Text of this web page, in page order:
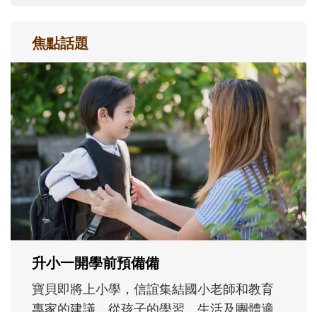
焦點話題
和孩子一起長大的那個男人│讀懂父親的
不同模樣
沒有人天生就擅長當爸爸！男人總是在一次
次「前所未有」的體驗中，跟著孩子一起長
大。從給予安全感的肢體遊戲，到獨立自
主、角色認同及解決問題的能力養成。爸爸
正嘗試用不同的模樣，參與孩子每個重要的